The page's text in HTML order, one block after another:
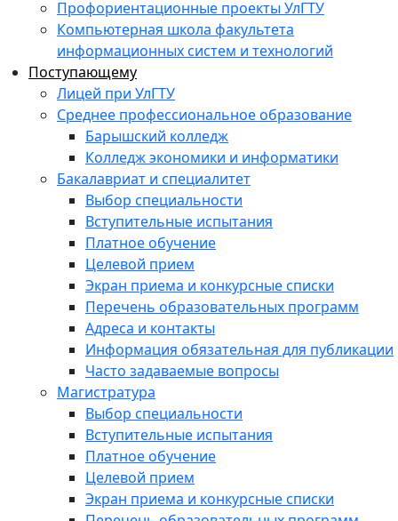
Профориентационные проекты УлГТУ
Компьютерная школа факультета
информационных систем и технологий
Поступающему
Лицей при УлГТУ
Среднее профессиональное образование
Барышский колледж
Колледж экономики и информатики
Бакалавриат и специалитет
Выбор специальности
Вступительные испытания
Платное обучение
Целевой прием
Экран приема и конкурсные списки
Перечень образовательных программ
Адреса и контакты
Информация обязательная для публикации
Часто задаваемые вопросы
Магистратура
Выбор специальности
Вступительные испытания
Платное обучение
Целевой прием
Экран приема и конкурсные списки